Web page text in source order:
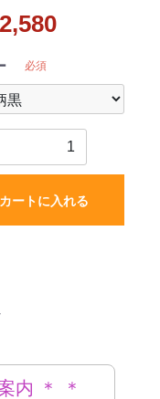
リーズ
必須
カートに入れる
内 ＊ ＊